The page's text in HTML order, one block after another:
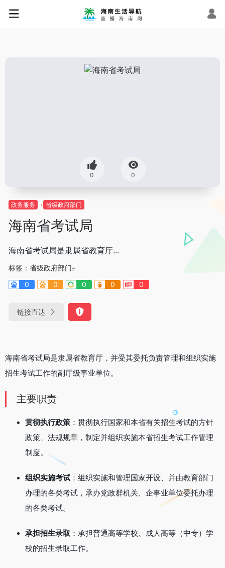
0 0
政务服务 省级政府部门
海南省考试局
海南省考试局是隶属省教育厅...
标签： 省级政府部门
0
0 0 0 0
链接直达
海南省考试局是隶属省教育厅，并受其委托负责管理和组织实施
招生考试工作的副厅级事业单位。
主要职责
贯彻执行政策 ：贯彻执行国家和本省有关招生考试的方针
政策、法规规章，制定并组织实施本省招生考试工作管理
制度。
组织实施考试 ：组织实施和管理国家开设、并由教育部门
办理的各类考试，承办党政群机关、企事业单位委托办理
的各类考试。
承担招生录取 ：承担普通高等学校、成人高等（中专）学
校的招生录取工作。